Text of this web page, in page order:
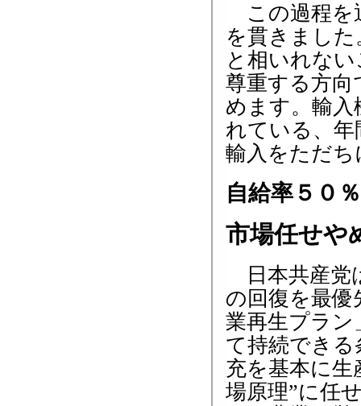
この過程を
を貫きまし
と相いれな
尊重する方向
めます。輸
れている、
輸入をただ
自給率５０
市場任せ
日本共産党
の回復を最優
業再生プラン
て持続できる
充を基本に生
場原理”に任